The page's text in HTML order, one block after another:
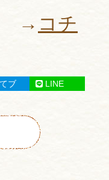
→ コチ
ブ LINE